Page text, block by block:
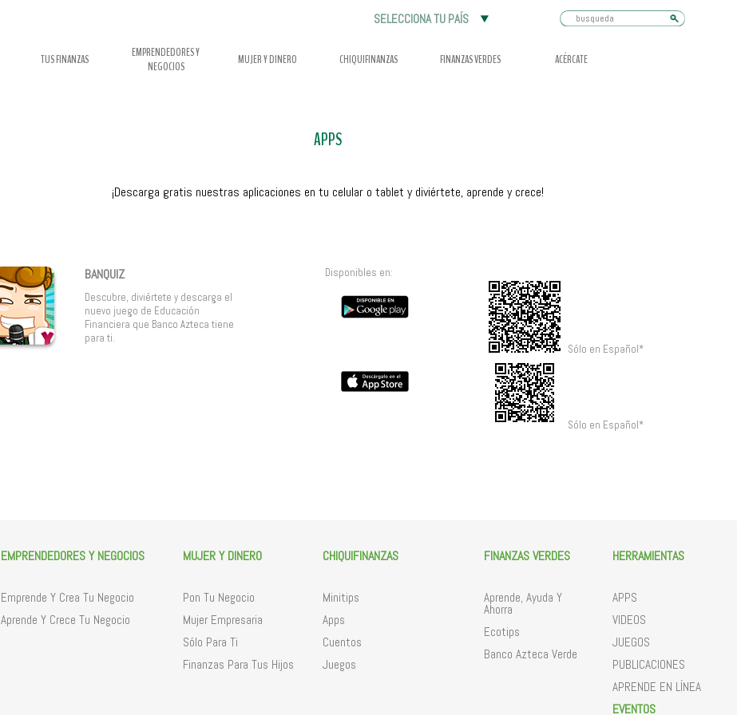
Busqueda
SELECCIONA TU PAÍS
TUS FINANZAS
EMPRENDEDORES Y
NEGOCIOS
MUJER Y DINERO CHIQUIFINANZAS FINANZAS VERDES ACÉRCATE
APPS
¡Descarga gratis nuestras aplicaciones en tu celular o tablet y diviértete, aprende y crece!
BANQUIZ
Descubre, diviértete y descarga el
nuevo juego de Educación
Financiera que Banco Azteca tiene
para ti.
Disponibles en:
Sólo en Español*
Sólo en Español*
EMPRENDEDORES Y NEGOCIOS
Emprende Y Crea Tu Negocio
Aprende Y Crece Tu Negocio
MUJER Y DINERO
Pon Tu Negocio
Mujer Empresaria
Sólo Para Ti
Finanzas Para Tus Hijos
CHIQUIFINANZAS
Minitips
Apps
Cuentos
Juegos
FINANZAS VERDES
Aprende, Ayuda Y
Ahorra
Ecotips
Banco Azteca Verde
HERRAMIENTAS
APPS
VIDEOS
JUEGOS
PUBLICACIONES
APRENDE EN LÍNEA
EVENTOS